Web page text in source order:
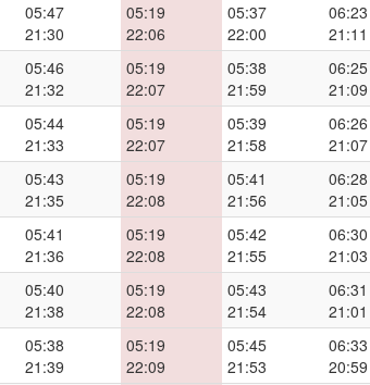
05:47
21:30
05:19
22:06
05:37
22:00
06:23
21:11
05:46
21:32
05:19
22:07
05:38
21:59
06:25
21:09
05:44
21:33
05:19
22:07
05:39
21:58
06:26
21:07
05:43
21:35
05:19
22:08
05:41
21:56
06:28
21:05
05:41
21:36
05:19
22:08
05:42
21:55
06:30
21:03
05:40
21:38
05:19
22:08
05:43
21:54
06:31
21:01
05:38
21:39
05:19
22:09
05:45
21:53
06:33
20:59